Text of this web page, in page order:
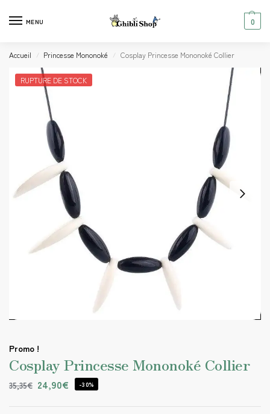
MENU 0
Accueil / Princesse Mononoké / Cosplay Princesse Mononoké Collier
RUPTURE DE STOCK
Promo !
Cosplay Princesse Mononoké Collier
35,35€ 24,90€ -30%